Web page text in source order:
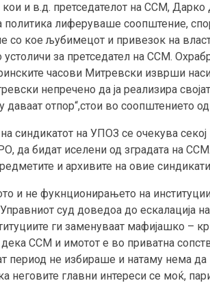
кои и в.д. претседателот на ССМ,
политика лиферуваше соопштение,
со кое љубимецот и привезок на
за претседател на ССМ.
часови Митревски изврши
непречено да ја реaлизира
отпор“,стои во соопштението
синдикатот на УПОЗ се очекува
да бидат иселени од зградата на
и архивите на овие
и не фукнционирањето на
суд доведоа до ескалација
ги заменуваат мафијашко –
ССМ и имотот е во приватна
период не избираше и натаму нема да
неговите главни интереси се моќ,